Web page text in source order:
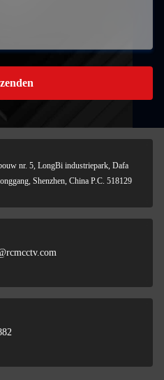
nr. 5, LongBi industriepark, Dafa
Shenzhen, China P.C. 518129